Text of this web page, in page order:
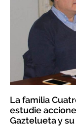
La familia
estudie
Gaztelueta y